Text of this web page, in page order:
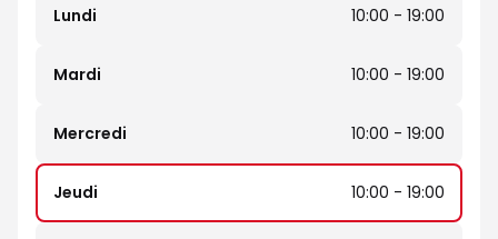
Lundi 10:00 - 19:00
Mardi 10:00 - 19:00
Mercredi 10:00 - 19:00
Jeudi 10:00 - 19:00